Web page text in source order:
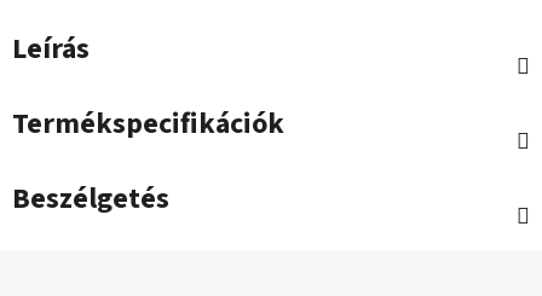
Leírás
Termékspecifikációk
Beszélgetés